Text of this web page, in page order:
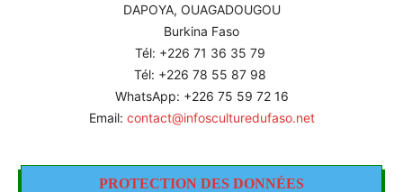
DAPOYA, OUAGADOUGOU
Burkina Faso
Tél: +226 71 36 35 79
Tél: +226 78 55 87 98
WhatsApp: +226 75 59 72 16
Email: contact@infosculturedufaso.net
PROTECTION DES DONNÉES